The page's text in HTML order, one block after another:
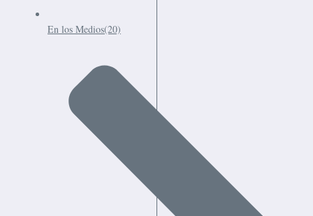
En los Medios(20)